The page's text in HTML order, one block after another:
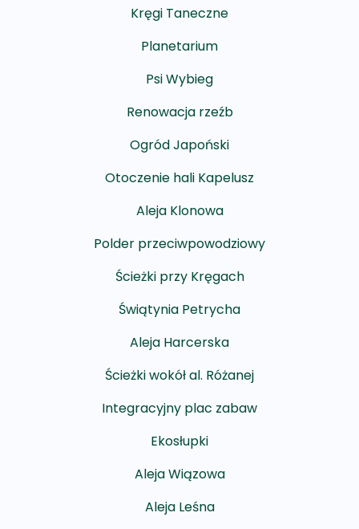
Kręgi Taneczne
Planetarium
Psi Wybieg
Renowacja rzeźb
Ogród Japoński
Otoczenie hali Kapelusz
Aleja Klonowa
Polder przeciwpowodziowy
Ścieżki przy Kręgach
Świątynia Petrycha
Aleja Harcerska
Ścieżki wokół al. Różanej
Integracyjny plac zabaw
Ekosłupki
Aleja Wiązowa
Aleja Leśna